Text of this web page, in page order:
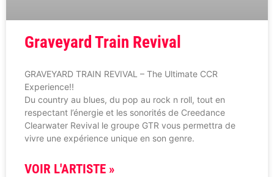
Graveyard Train Revival
GRAVEYARD TRAIN REVIVAL – The Ultimate CCR
Experience!!
Du country au blues, du pop au rock n roll, tout en
respectant l’énergie et les sonorités de Creedance
Clearwater Revival le groupe GTR vous permettra de
vivre une expérience unique en son genre.
VOIR L'ARTISTE »